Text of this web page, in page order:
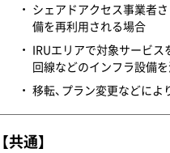
シェアドアクセス事業者
備を再利用される場合
IRUエリアで対象サービ
回線などのインフラ設備
移転、プラン変更などに
【共通】